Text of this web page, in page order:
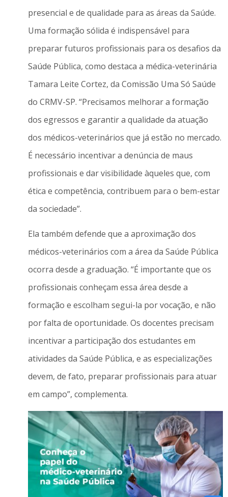
presencial e de qualidade para as áreas da Saúde.
Uma formação sólida é indispensável para
preparar futuros profissionais para os desafios da
Saúde Pública, como destaca a médica-veterinária
Tamara Leite Cortez, da Comissão Uma Só Saúde
do CRMV-SP. “Precisamos melhorar a formação
dos egressos e garantir a qualidade da atuação
dos médicos-veterinários que já estão no mercado.
É necessário incentivar a denúncia de maus
profissionais e dar visibilidade àqueles que, com
ética e competência, contribuem para o bem-estar
da sociedade”.
Ela também defende que a aproximação dos
médicos-veterinários com a área da Saúde Pública
ocorra desde a graduação. “É importante que os
profissionais conheçam essa área desde a
formação e escolham segui-la por vocação, e não
por falta de oportunidade. Os docentes precisam
incentivar a participação dos estudantes em
atividades da Saúde Pública, e as especializações
devem, de fato, preparar profissionais para atuar
em campo”, complementa.